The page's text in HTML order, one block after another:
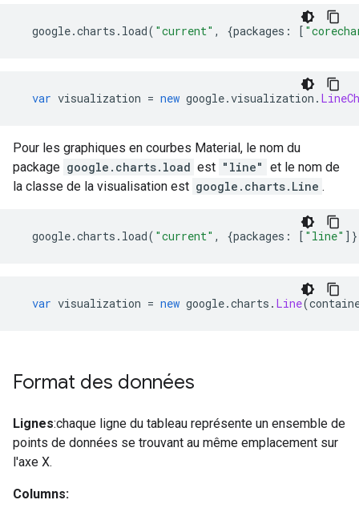
google.charts . load( "current" , {packages : [
var visualization = new google.visualization .
Pour les graphiques en courbes Material, le nom du
package google.charts.load est "line" et le nom de
la classe de la visualisation est google.charts.Line .
google.charts . load( "current" , {packages : [ "line"
var visualization = new google.charts . Line(
Format des données
Lignes:chaque ligne du tableau représente un ensemble de
points de données se trouvant au même emplacement sur
l'axe X.
Columns: